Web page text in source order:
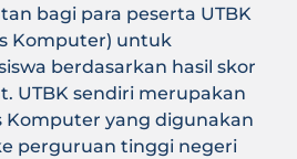
bagi para peserta UTBK
Komputer) untuk
berdasarkan hasil skor
UTBK sendiri merupakan
Komputer yang digunakan
perguruan tinggi negeri